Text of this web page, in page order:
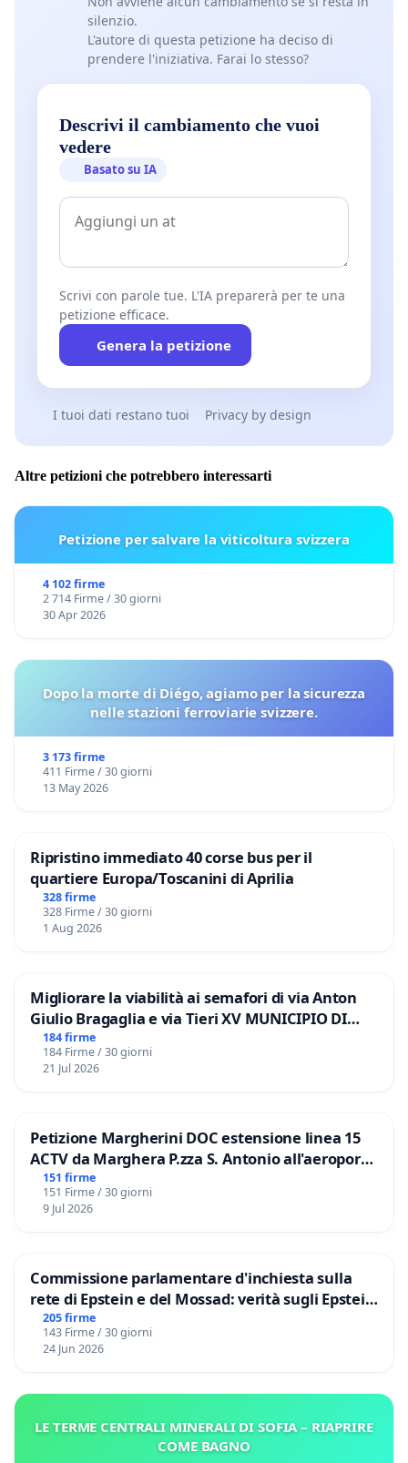
silenzio.
L'autore di questa petizione ha deciso di
prendere l'iniziativa. Farai lo stesso?
Descrivi il cambiamento che vuoi
vedere
Basato su IA
Scrivi con parole tue. L'IA preparerà per te una
petizione efficace.
Genera la petizione
I tuoi dati restano tuoi Privacy by design
Altre petizioni che potrebbero interessarti
Petizione per salvare la viticoltura svizzera
4 102 firme
2 714 Firme / 30 giorni
30 Apr 2026
Dopo la morte di Diégo, agiamo per la sicurezza
nelle stazioni ferroviarie svizzere.
3 173 firme
411 Firme / 30 giorni
13 May 2026
Ripristino immediato 40 corse bus per il
quartiere Europa/Toscanini di Aprilia
328 firme
328 Firme / 30 giorni
1 Aug 2026
Migliorare la viabilità ai semafori di via Anton
Giulio Bragaglia e via Tieri XV MUNICIPIO DI
ROMA
184 firme
184 Firme / 30 giorni
21 Jul 2026
Petizione Margherini DOC estensione linea 15
ACTV da Marghera P.zza S. Antonio all'aeroporto
Marco Polo tariffa a € 1,50
151 firme
151 Firme / 30 giorni
9 Jul 2026
Commissione parlamentare d'inchiesta sulla
rete di Epstein e del Mossad: verità sugli Epstein
Files
205 firme
143 Firme / 30 giorni
24 Jun 2026
LE TERME CENTRALI MINERALI DI SOFIA – RIAPRIRE
COME BAGNO